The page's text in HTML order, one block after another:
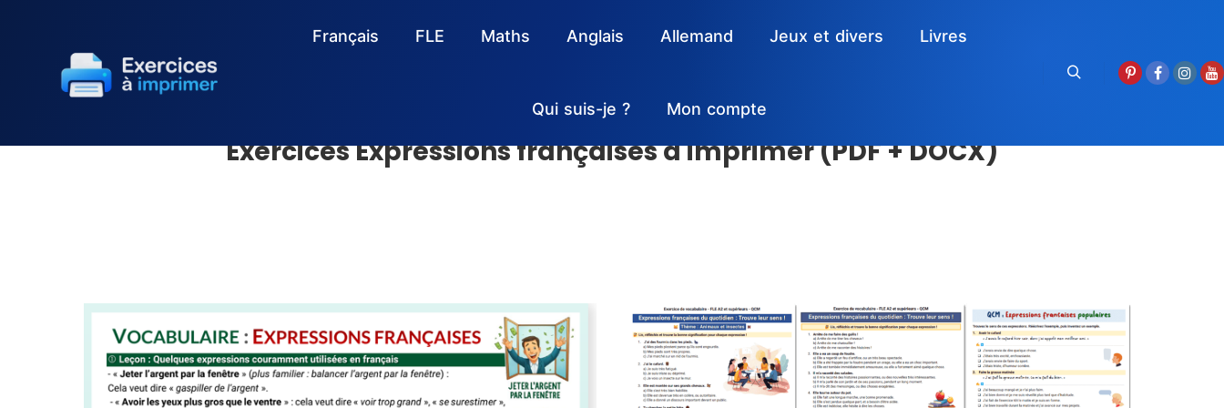
Français FLE Maths Anglais Allemand Jeux et divers Livres
Qui suis-je ? Mon compte
Exercices Expressions françaises à imprimer (PDF + DOCX)